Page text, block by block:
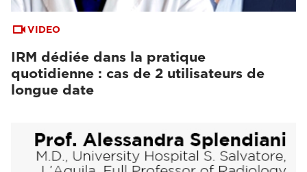
VIDEO
IRM dédiée dans la pratique
quotidienne : cas de 2 utilisateurs de
longue date